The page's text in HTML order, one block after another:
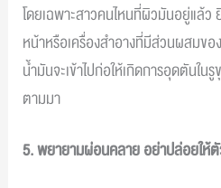
โดยเฉพาะสาวคนไหนที่ผิวมันอยู่แล้ว
หน้าหรือเครื่องสำอางที่มีส่วนผสมขอ
น้ำมันจะเข้าไปก่อให้เกิดการอุดตันใน
ตามมา
5. พยายามผ่อนคลาย อย่าปล่อยให้ตั